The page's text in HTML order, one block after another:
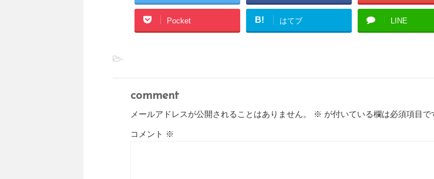
Pocket B! はてブ LINE
-
comment
メールアドレスが公開されることはありません。 ※ が付いている欄は必須項目で
コメント ※